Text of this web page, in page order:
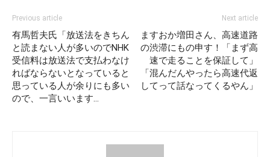
Previous article
有馬哲夫氏「放送法をきちん
と読まない人が多いのでNHK
受信料は放送法で支払わなけ
ればならないとなっていると
思っている人が余りにも多い
ので、一言いいます…
Next article
ますおか増田さん、高速道路
の渋滞にもの申す！「まず高
速で走ることを保証して」
「混んだんやったら高速代返
してって話なってくるやん」